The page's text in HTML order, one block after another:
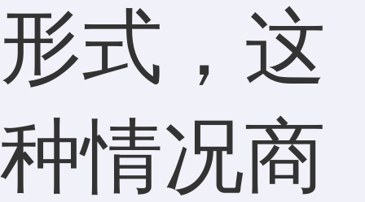
形式，这
种情况商